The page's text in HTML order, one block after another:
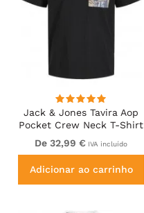
Jack & Jones Tavira Aop
Pocket Crew Neck T-Shirt
Black
De 32,99 € IVA incluído
Adicionar ao carrinho